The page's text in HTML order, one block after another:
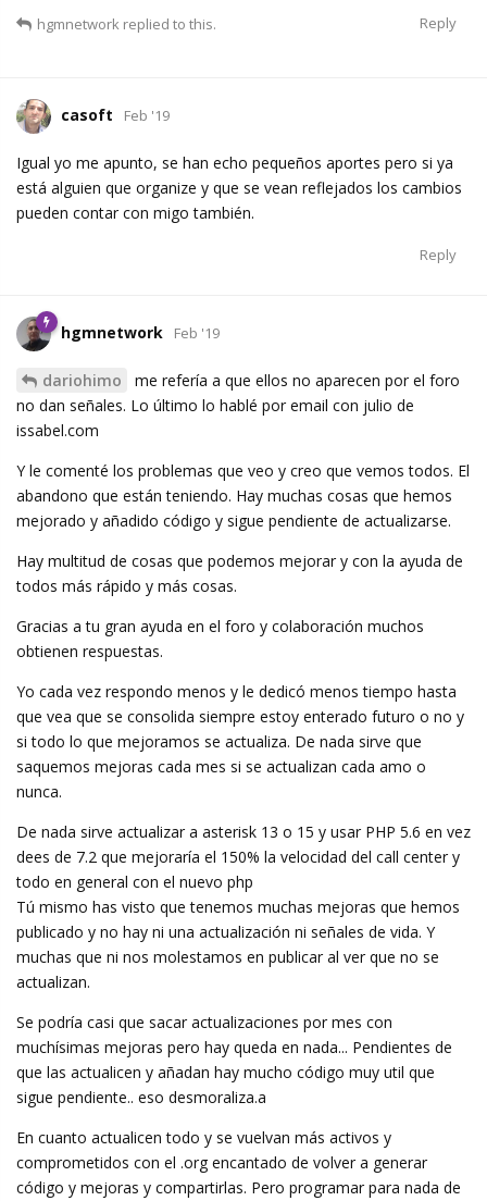
Reply
hgmnetwork replied to this.
casoft Feb '19
Igual yo me apunto, se han echo pequeños aportes pero si ya
está alguien que organize y que se vean reflejados los cambios
pueden contar con migo también.
Reply
hgmnetwork Feb '19
dariohimo
me refería a que ellos no aparecen por el foro
no dan señales. Lo último lo hablé por email con julio de
issabel.com
Y le comenté los problemas que veo y creo que vemos todos. El
abandono que están teniendo. Hay muchas cosas que hemos
mejorado y añadido código y sigue pendiente de actualizarse.
Hay multitud de cosas que podemos mejorar y con la ayuda de
todos más rápido y más cosas.
Gracias a tu gran ayuda en el foro y colaboración muchos
obtienen respuestas.
Yo cada vez respondo menos y le dedicó menos tiempo hasta
que vea que se consolida siempre estoy enterado futuro o no y
si todo lo que mejoramos se actualiza. De nada sirve que
saquemos mejoras cada mes si se actualizan cada amo o
nunca.
De nada sirve actualizar a asterisk 13 o 15 y usar PHP 5.6 en vez
dees de 7.2 que mejoraría el 150% la velocidad del call center y
todo en general con el nuevo php
Tú mismo has visto que tenemos muchas mejoras que hemos
publicado y no hay ni una actualización ni señales de vida. Y
muchas que ni nos molestamos en publicar al ver que no se
actualizan.
Se podría casi que sacar actualizaciones por mes con
muchísimas mejoras pero hay queda en nada... Pendientes de
que las actualicen y añadan hay mucho código muy util que
sigue pendiente.. eso desmoraliza.a
En cuanto actualicen todo y se vuelvan más activos y
comprometidos con el .org encantado de volver a generar
código y mejoras y compartirlas. Pero programar para nada de